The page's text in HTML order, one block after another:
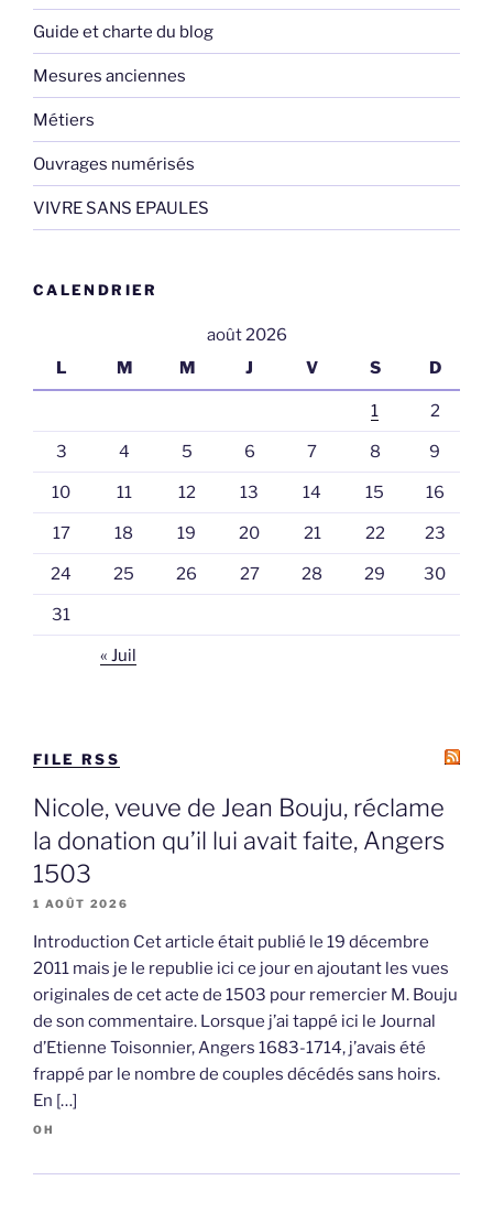
Guide et charte du blog
Mesures anciennes
Métiers
Ouvrages numérisés
VIVRE SANS EPAULES
CALENDRIER
août 2026
L
M M J V S D
1 2
3 4 5 6 7 8 9
10 11 12 13 14 15 16
17 18 19 20 21 22 23
24 25 26 27 28 29 30
31
« Juil
FILE RSS
Nicole, veuve de Jean Bouju, réclame
la donation qu’il lui avait faite, Angers
1503
1 AOÛT 2026
Introduction Cet article était publié le 19 décembre
2011 mais je le republie ici ce jour en ajoutant les vues
originales de cet acte de 1503 pour remercier M. Bouju
de son commentaire. Lorsque j’ai tappé ici le Journal
d’Etienne Toisonnier, Angers 1683-1714, j’avais été
frappé par le nombre de couples décédés sans hoirs.
En […]
OH